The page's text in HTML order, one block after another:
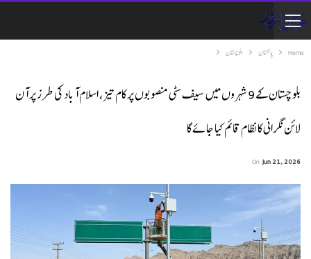
Home پاکستان بلوچستان
بلوچستان کے 9 شہروں میں سیف سٹی منصوبوں پر کام تیز، اسلام آباد کی طرز پر آن
لائن نگرانی کا نظام قائم کیا جائے گا
On Jun 21, 2026